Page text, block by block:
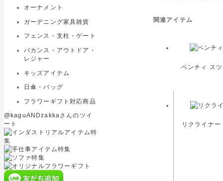
オーナメント
ガーデニング家具雑貨
フェンス・支柱・ゲート
バカンス・アウトドア・
レジャー
キッズアイテム
日傘・バッグ
フラワーギフト対応商品
@kaguANDzakkaさんのツイ
ート
関連アイテム
ベンチィ ス
リクライナ